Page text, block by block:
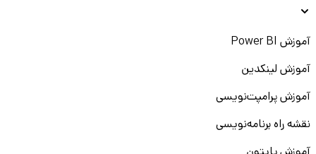
آموزش Power BI
آموزش لینکدین
آموزش پرامپت‌نویسی
نقشه راه برنامه‌نویسی